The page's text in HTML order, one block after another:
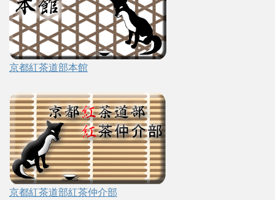
京都紅茶道部本館
京都紅茶道部紅茶仲介部